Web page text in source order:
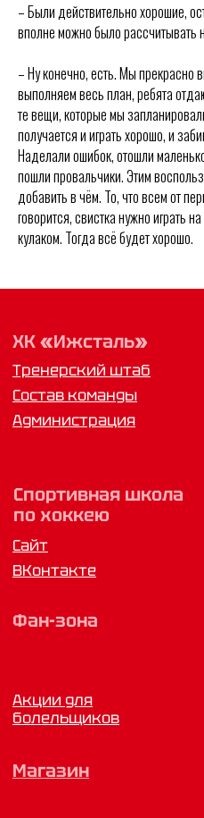
– Были действительно хорошие,
вполне можно было рассчитывать
– Ну конечно, есть. Мы прекрасно
выполняем весь план, ребята
те вещи, которые мы
получается и играть хорошо, и
Наделали ошибок, отошли
пошли провальчики. Этим
добавить в чём. То, что всем от
говорится, свистка нужно играть
кулаком. Тогда всё будет хорошо.
Политика конфиденциальности
Согласие на обработку
Публичная оферта
Правила возврата и обмена товара
ООО «ХК «Ижсталь»
ОГРН 1261800004751, ИНН
8 (3412) 572062 (доб. 1)